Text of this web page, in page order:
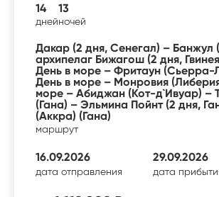
14
дней
13
ночей
Дакар (2 дня, Сенегал) – Банжул
архипелаг Бижагош (2 дня,
День в море – Фритаун (Сьерра-
День в море – Монровия
море – Абиджан (Кот-д`Ивуар) –
(Гана) – Эльмина Пойнт (2 дня,
(Аккра) (Гана)
маршрут
16.09.2026
дата отправления
29.09.2026
дата